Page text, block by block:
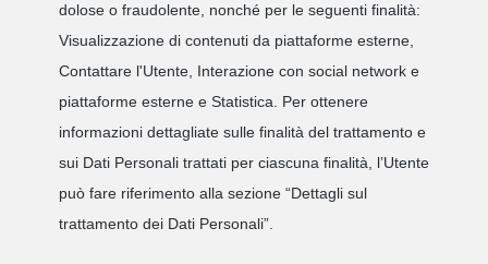
dolose o fraudolente, nonché per le seguenti finalità:
Visualizzazione di contenuti da piattaforme esterne,
Contattare l'Utente, Interazione con social network e
piattaforme esterne e Statistica. Per ottenere
informazioni dettagliate sulle finalità del trattamento e
sui Dati Personali trattati per ciascuna finalità, l’Utente
può fare riferimento alla sezione “Dettagli sul
trattamento dei Dati Personali”.